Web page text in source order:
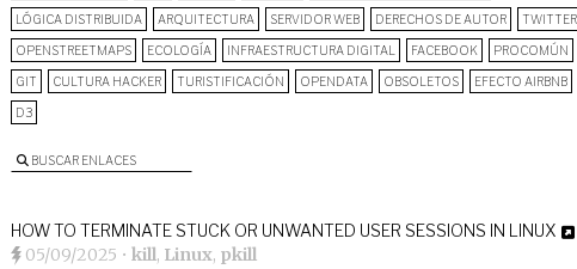
LÓGICA DISTRIBUIDA ARQUITECTURA SERVIDOR WEB DERECHOS DE AUTOR TWITTER
OPENSTREETMAPS ECOLOGÍA INFRAESTRUCTURA DIGITAL FACEBOOK PROCOMÚN
GIT CULTURA HACKER TURISTIFICACIÓN OPENDATA OBSOLETOS EFECTO AIRBNB
D3
BUSCAR ENLACES
HOW TO TERMINATE STUCK OR UNWANTED USER SESSIONS IN LINUX
05/09/2025 • kill, Linux, pkill